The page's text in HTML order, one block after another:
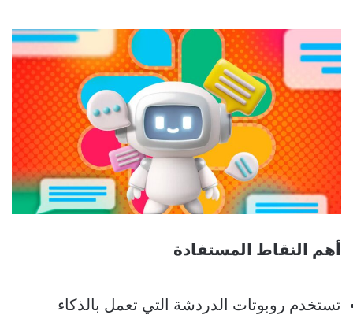
أهم النقاط المستفادة
تستخدم روبوتات الدردشة التي تعمل بالذكاء